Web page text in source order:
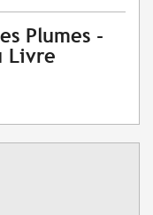
Plumes -
Livre